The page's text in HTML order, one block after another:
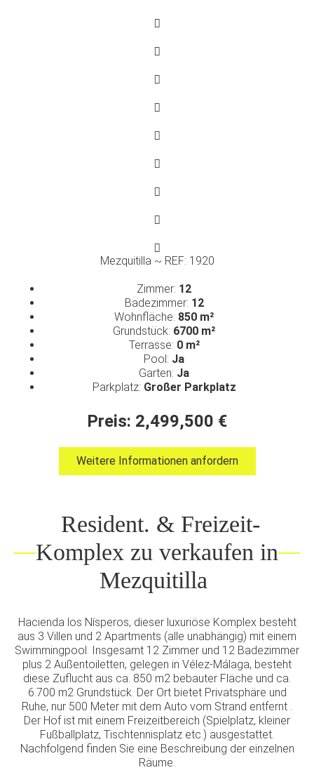
Mezquitilla ~ REF: 1920
Zimmer: 12
Badezimmer: 12
Wohnfläche: 850 m²
Grundstück: 6700 m²
Terrasse: 0 m²
Pool: Ja
Garten: Ja
Parkplatz: Großer Parkplatz
Preis: 2,499,500 €
Weitere Informationen anfordern
Resident. & Freizeit-
Komplex zu verkaufen in
Mezquitilla
Hacienda los Nísperos, dieser luxuriöse Komplex besteht
aus 3 Villen und 2 Apartments (alle unabhängig) mit einem
Swimmingpool. Insgesamt 12 Zimmer und 12 Badezimmer
plus 2 Außentoiletten, gelegen in Vélez-Málaga, besteht
diese Zuflucht aus ca. 850 m2 bebauter Fläche und ca.
6.700 m2 Grundstück. Der Ort bietet Privatsphäre und
Ruhe, nur 500 Meter mit dem Auto vom Strand entfernt .
Der Hof ist mit einem Freizeitbereich (Spielplatz, kleiner
Fußballplatz, Tischtennisplatz etc.) ausgestattet.
Nachfolgend finden Sie eine Beschreibung der einzelnen
Räume.